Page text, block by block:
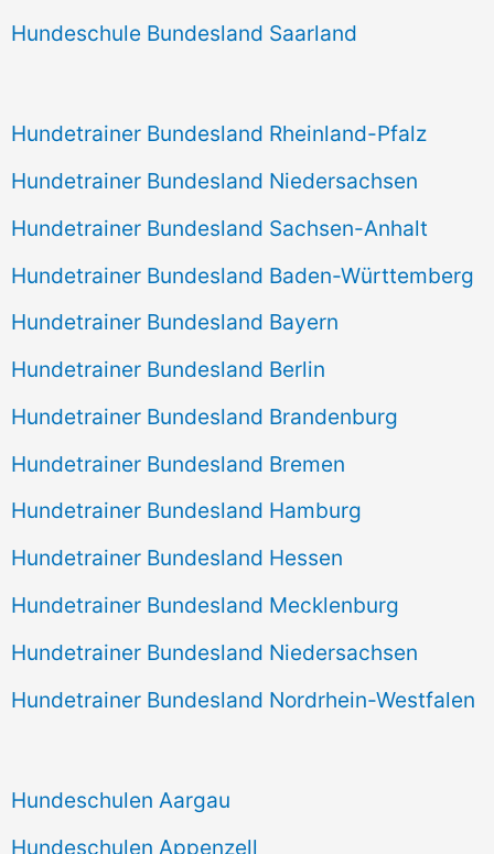
Hundeschule Bundesland Saarland
Hundetrainer Bundesland Rheinland-Pfalz
Hundetrainer Bundesland Niedersachsen
Hundetrainer Bundesland Sachsen-Anhalt
Hundetrainer Bundesland Baden-Württemberg
Hundetrainer Bundesland Bayern
Hundetrainer Bundesland Berlin
Hundetrainer Bundesland Brandenburg
Hundetrainer Bundesland Bremen
Hundetrainer Bundesland Hamburg
Hundetrainer Bundesland Hessen
Hundetrainer Bundesland Mecklenburg
Hundetrainer Bundesland Niedersachsen
Hundetrainer Bundesland Nordrhein-Westfalen
Hundeschulen Aargau
Hundeschulen Appenzell